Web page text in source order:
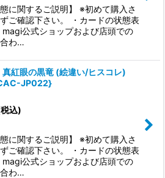
態に関するご説明】 ※初めて購入さ
ご確認下さい。 ・カードの状態表
magi公式ショップおよび店頭での
わ…
真紅眼の黒竜 (絵違い/ヒスコレ)
JP022}
込)
態に関するご説明】 ※初めて購入さ
ご確認下さい。 ・カードの状態表
magi公式ショップおよび店頭での
わ…